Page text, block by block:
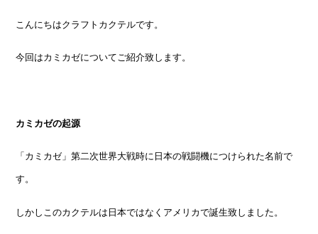
こんにちはクラフトカクテルです。
今回はカミカゼについてご紹介致します。
カミカゼの起源
「カミカゼ」第二次世界大戦時に日本の戦闘機につけられた名前で
す。
しかしこのカクテルは日本ではなくアメリカで誕生致しました。